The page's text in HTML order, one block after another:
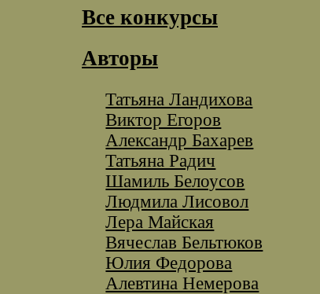
Все конкурсы
Авторы
Татьяна Ландихова
Виктор Егоров
Александр Бахарев
Татьяна Радич
Шамиль Белоусов
Людмила Лисовол
Лера Майская
Вячеслав Бельтюков
Юлия Федорова
Алевтина Немерова